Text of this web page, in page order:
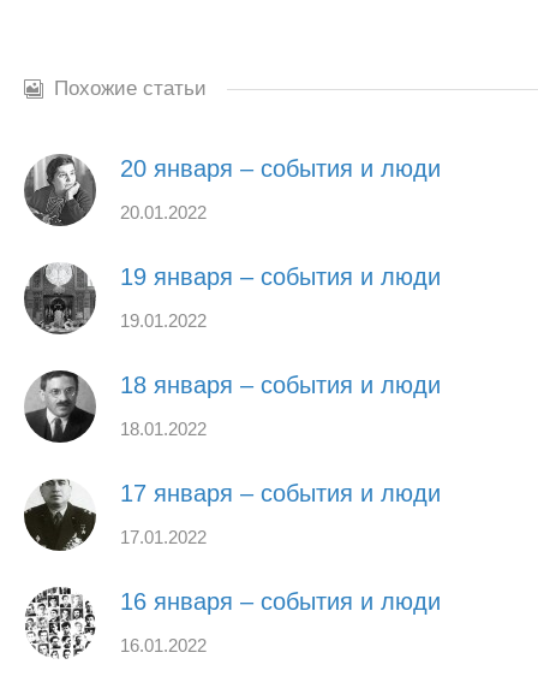
Похожие статьи
20 января – события и люди
20.01.2022
19 января – события и люди
19.01.2022
18 января – события и люди
18.01.2022
17 января – события и люди
17.01.2022
16 января – события и люди
16.01.2022